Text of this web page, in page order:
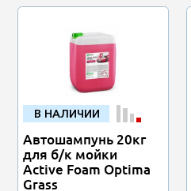
В НАЛИЧИИ
Автошампунь 20кг
для б/к мойки
Active Foam Optima
Grass